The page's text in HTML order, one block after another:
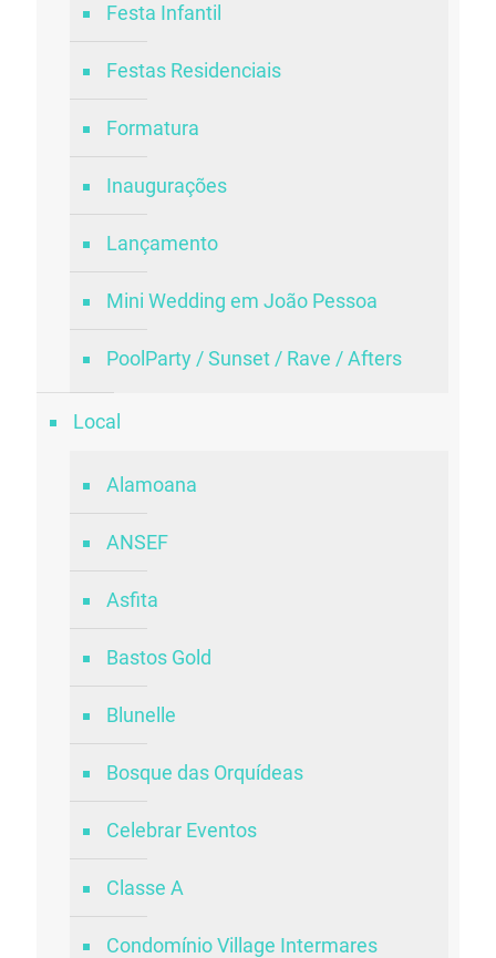
Festa Infantil
Festas Residenciais
Formatura
Inaugurações
Lançamento
Mini Wedding em João Pessoa
PoolParty / Sunset / Rave / Afters
Local
Alamoana
ANSEF
Asfita
Bastos Gold
Blunelle
Bosque das Orquídeas
Celebrar Eventos
Classe A
Condomínio Village Intermares